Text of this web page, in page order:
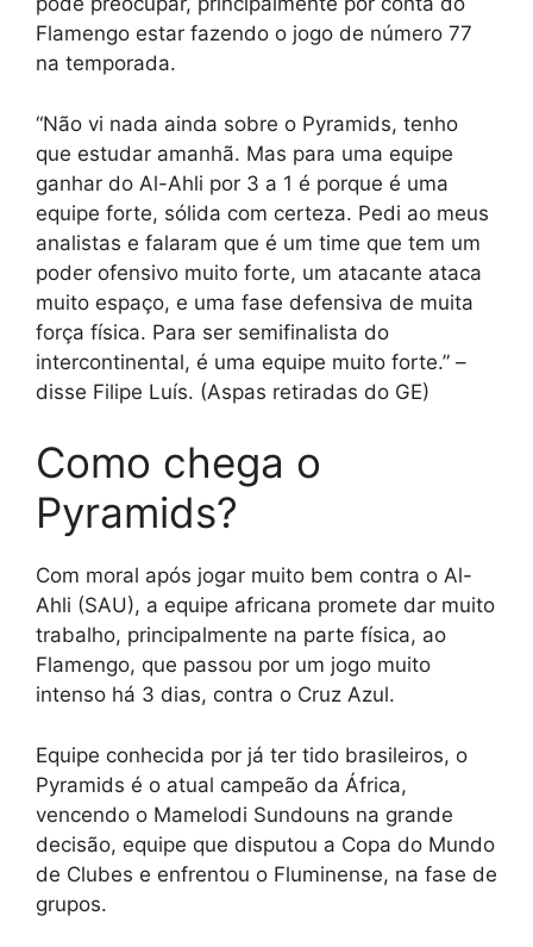
Flamengo estar fazendo o jogo de número 77
na temporada.
“Não vi nada ainda sobre o Pyramids, tenho
que estudar amanhã. Mas para uma equipe
ganhar do Al-Ahli por 3 a 1 é porque é uma
equipe forte, sólida com certeza. Pedi ao meus
analistas e falaram que é um time que tem um
poder ofensivo muito forte, um atacante ataca
muito espaço, e uma fase defensiva de muita
força física. Para ser semifinalista do
intercontinental, é uma equipe muito forte.” –
disse Filipe Luís. (Aspas retiradas do GE)
Como chega o
Pyramids?
Com moral após jogar muito bem contra o Al-
Ahli (SAU), a equipe africana promete dar muito
trabalho, principalmente na parte física, ao
Flamengo, que passou por um jogo muito
intenso há 3 dias, contra o Cruz Azul.
Equipe conhecida por já ter tido brasileiros, o
Pyramids é o atual campeão da África,
vencendo o Mamelodi Sundouns na grande
decisão, equipe que disputou a Copa do Mundo
de Clubes e enfrentou o Fluminense, na fase de
grupos.